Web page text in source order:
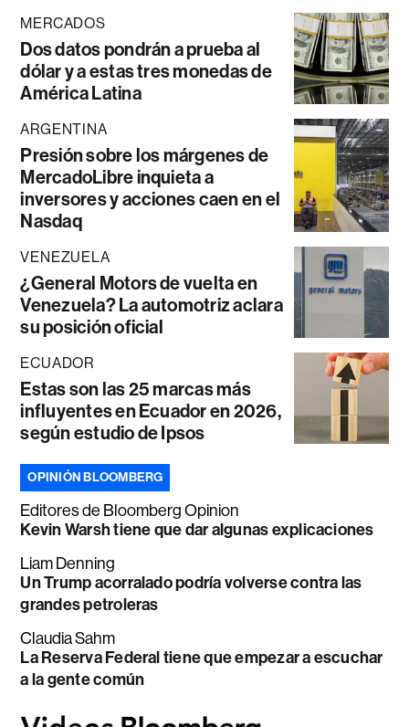
MERCADOS
Dos datos pondrán a prueba al
dólar y a estas tres monedas de
América Latina
ARGENTINA
Presión sobre los márgenes de
MercadoLibre inquieta a
inversores y acciones caen en el
Nasdaq
VENEZUELA
¿General Motors de vuelta en
Venezuela? La automotriz aclara
su posición oficial
ECUADOR
Estas son las 25 marcas más
influyentes en Ecuador en 2026,
según estudio de Ipsos
OPINIÓN BLOOMBERG
Editores de Bloomberg Opinion
Kevin Warsh tiene que dar algunas explicaciones
Liam Denning
Un Trump acorralado podría volverse contra las
grandes petroleras
Claudia Sahm
La Reserva Federal tiene que empezar a escuchar
a la gente común